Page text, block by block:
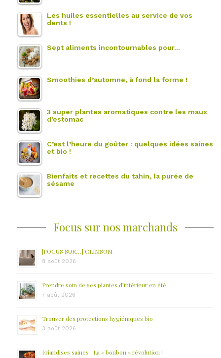
Les huiles essentielles au service de vos
dents !
Sept aliments incontournables pour…
Smoothies d’automne, à fond la forme !
3 super plantes aromatiques contre les maux
d’estomac
C’est l’heure du goûter : quelques idées saines
et bio !
Bienfaits et recettes du tahin, la purée de
sésame
Focus sur nos marchands
[FOCUS SUR…] CLIMSOM
8 août 2026
Prendre soin de ses plantes d’intérieur en été
7 août 2026
Trouver des protections hygiéniques bio
3 août 2026
Friandises saines : La « bonbon » révolution !